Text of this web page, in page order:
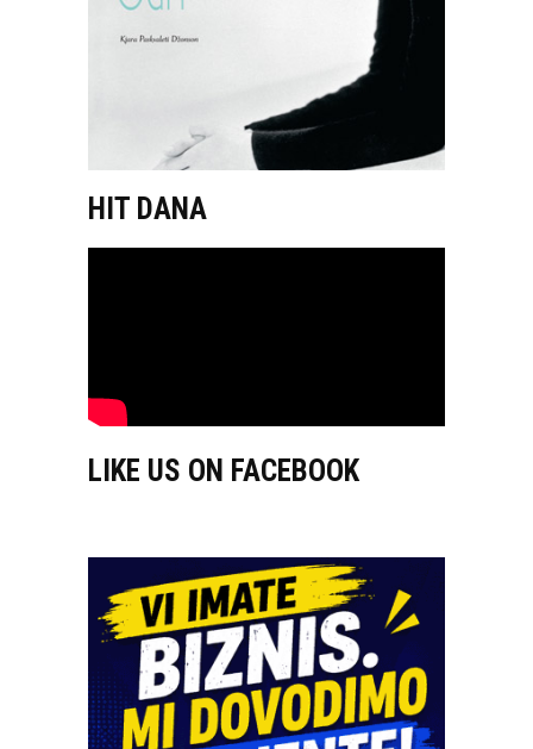
HIT DANA
LIKE US ON FACEBOOK